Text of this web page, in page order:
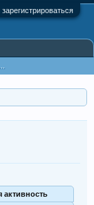
активность